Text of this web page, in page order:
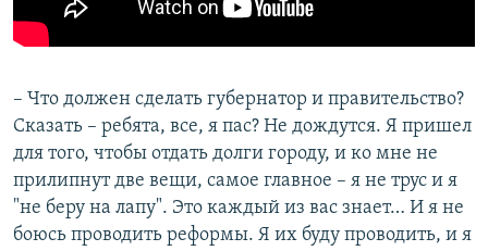
– Что должен сделать губернатор и правительство?
Сказать – ребята, все, я пас? Не дождутся. Я пришел
для того, чтобы отдать долги городу, и ко мне не
прилипнут две вещи, самое главное – я не трус и я
"не беру на лапу". Это каждый из вас знает… И я не
боюсь проводить реформы. Я их буду проводить, и я